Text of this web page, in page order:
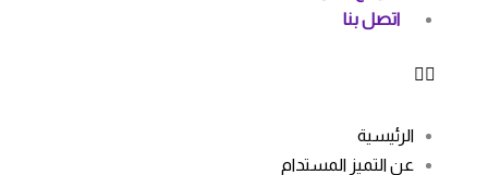
اتصل بنا
الرئيسية
عن التميز المستدام